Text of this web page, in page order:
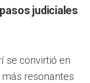
judiciales
se convirtió en
resonantes